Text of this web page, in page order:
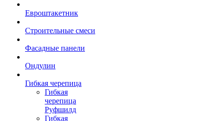
Евроштакетник
Строительные смеси
Фасадные панели
Ондулин
Гибкая черепица
Гибкая
черепица
Руфшилд
Гибкая